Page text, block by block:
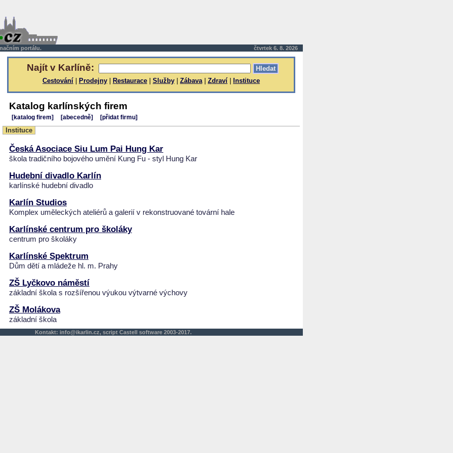
portálu. čtvrtek 6. 8. 2026
Najít v Karlíně:
Cestování Prodejny Restaurace Služby Zábava| Zdraví Instituce
Katalog karlínských firem
[katalog firem] [abecedně] [přidat firmu]
Instituce
Česká Asociace Siu Lum Pai Hung Kar
škola tradičního bojového umění Kung Fu - styl Hung Kar
Hudební divadlo Karlín
karlínské hudební divadlo
Karlín Studios
Komplex uměleckých ateliérů a galerií v rekonstruované tovární hale
Karlínské centrum pro školáky
centrum pro školáky
Karlínské Spektrum
Dům dětí a mládeže hl. m. Prahy
ZŠ Lyčkovo náměstí
základní škola s rozšířenou výukou výtvarné výchovy
ZŠ Molákova
základní škola
Kontakt: info@ikarlin.cz, script Castell software 2003-2017.